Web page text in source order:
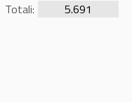
Totali:
5.691